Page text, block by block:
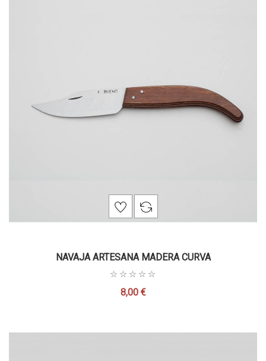
NAVAJA ARTESANA MADERA CURVA
Precio
8,00 €